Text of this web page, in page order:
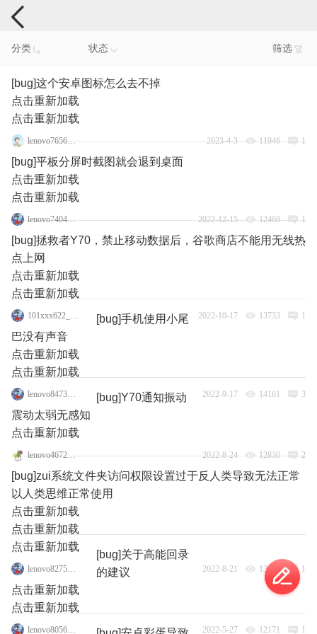
手机反馈
分类 状态 筛选
[bug]这个安卓图标怎么去不掉
点击重新加载
点击重新加载
lenovo76567557 2023-4-3 11946 1
[bug]平板分屏时截图就会退到桌面
点击重新加载
点击重新加载
lenovo74048219 2022-12-15 12468 1
[bug]拯救者Y70，禁止移动数据后，谷歌商店不能用无线热
点上网
点击重新加载
点击重新加载
101xxx622_5193 2022-10-17 13733 1
[bug]手机使用小尾
巴没有声音
点击重新加载
点击重新加载
lenovo84735762 2022-9-17 14161 3
[bug]Y70通知振动
震动太弱无感知
点击重新加载
lenovo46725866 2022-8-24 12830 2
[bug]zui系统文件夹访问权限设置过于反人类导致无法正常
以人类思维正常使用
点击重新加载
点击重新加载
点击重新加载
lenovo82755714 2022-8-21 13241 1
[bug]关于高能回录
的建议
点击重新加载
点击重新加载
lenovo80566536 2022-5-27 12171 1